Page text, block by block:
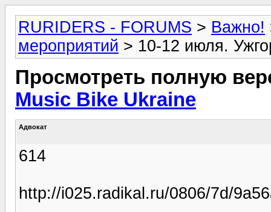
RURIDERS - FORUMS > Важно!
мероприятий > 10-12 июля.
Просмотреть полную
Music Bike Ukraine
Адвокат
614
http://i025.radikal.ru/0806/7d/